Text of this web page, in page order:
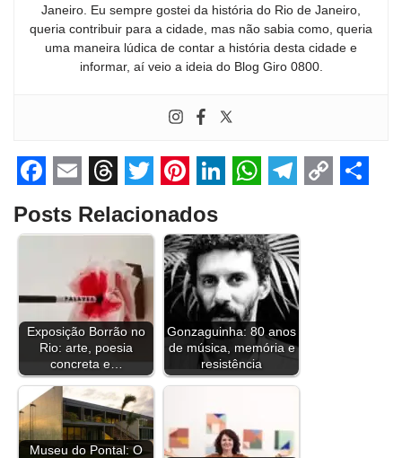
Janeiro. Eu sempre gostei da história do Rio de Janeiro,
queria contribuir para a cidade, mas não sabia como, queria
uma maneira lúdica de contar a história desta cidade e
informar, aí veio a ideia do Blog Giro 0800.
F
a
b
o
o
k
E
m
l
T
h
r
e
a
d
s
T
w
i
t
t
e
r
i
n
t
e
r
e
t
i
n
k
e
d
I
h
a
t
s
A
p
e
l
e
g
r
a
Posts Relacionados
Exposição Borrão no
Rio: arte, poesia
concreta e…
Gonzaguinha: 80 anos
de música, memória e
resistência
Museu do Pontal: O